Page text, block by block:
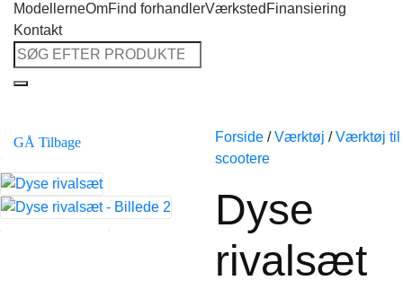
ModellerneOmFind forhandlerVærksted Finansiering
Kontakt
Søg
efter:
GÅ Tilbage Forside / Værktøj / Værktøj til
scootere
Dyse
rivalsæt